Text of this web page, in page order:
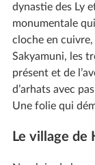
dynastie des Ly
monumentale
cloche en
Sakyamuni, les
présent et de
d’arhats avec
Une folie qui
Le village de